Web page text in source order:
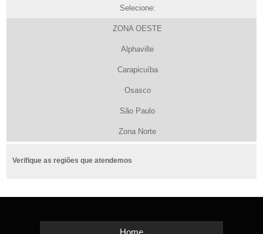
Selecione:
ZONA OESTE
Alphaville
Carapicuíba
Osasco
São Paulo
Zona Norte
Verifique as regiões que atendemos